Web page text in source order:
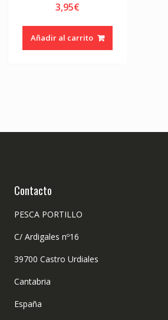
3,95€
Añadir al carrito
Contacto
PESCA PORTILLO
C/ Ardigales nº16
39700 Castro Urdiales
Cantabria
España